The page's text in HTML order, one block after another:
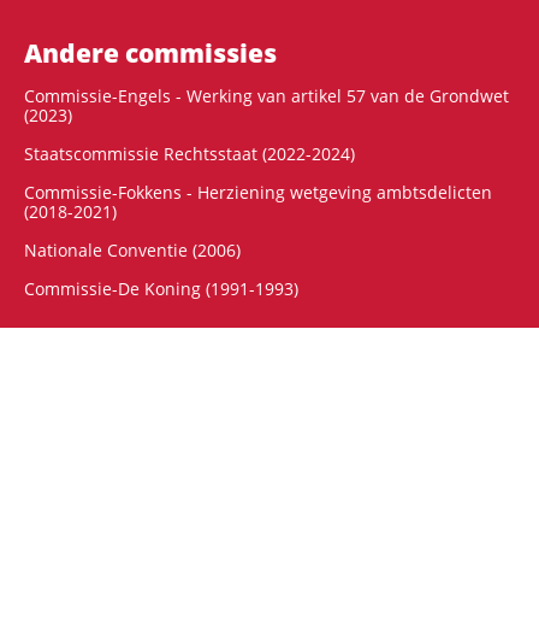
Andere commissies
Commissie-Engels - Werking van artikel 57 van de Grondwet
(2023)
Staatscommissie Rechtsstaat (2022-2024)
Commissie-Fokkens - Herziening wetgeving ambtsdelicten
(2018-2021)
Nationale Conventie (2006)
Commissie-De Koning (1991-1993)